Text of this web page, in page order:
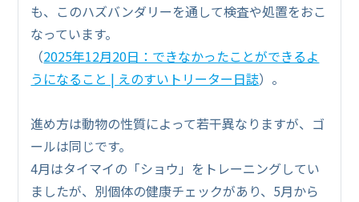
も、このハズバンダリーを通して検査や処置をおこ
なっています。
（2025年12月20日：できなかったことができるよ
うになること | えのすいトリーター日誌）。
進め方は動物の性質によって若干異なりますが、ゴ
ールは同じです。
4月はタイマイの「ショウ」をトレーニングしてい
ましたが、別個体の健康チェックがあり、5月から